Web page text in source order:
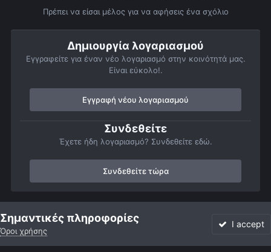
Πρέπει να είσαι μέλος για να αφήσεις ένα σχόλιο
Δημιουργία λογαριασμού
Εγγραφείτε για έναν νέο λογαριασμό στην κοινότητά μας.
Είναι εύκολο!.
Εγγραφή νέου λογαριασμού
Συνδεθείτε
Έχετε ήδη λογαριασμό? Συνδεθείτε εδώ.
Συνδεθείτε τώρα
Αρχή Αστροφωτογραφίες Βαθύς Ουρανός
Σημαντικές πληροφορίες
Όροι χρήσης
I accept
Forum